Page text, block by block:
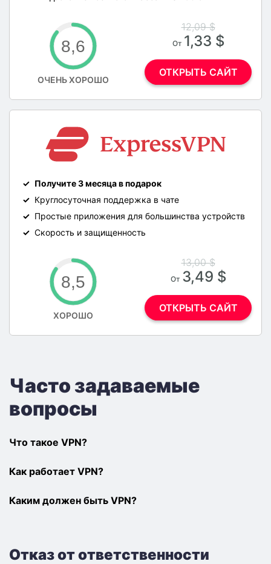
8,6
ОЧЕНЬ ХОРОШО
12,09 $
От 1,33 $
ОТКРЫТЬ САЙТ
Получите 3 месяца в подарок
Круглосуточная поддержка в чате
Простые приложения для большинства устройств
Скорость и защищенность
8,5
ХОРОШО
13,00 $
От 3,49 $
ОТКРЫТЬ САЙТ
Часто задаваемые
вопросы
Что такое VPN?
Как работает VPN?
Каким должен быть VPN?
Отказ от ответственности